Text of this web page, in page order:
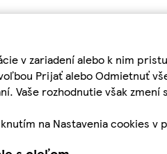
v zariadení alebo k nim
Prijať alebo Odmietnuť
Vaše rozhodnutie však
na Nastavenia cookies v